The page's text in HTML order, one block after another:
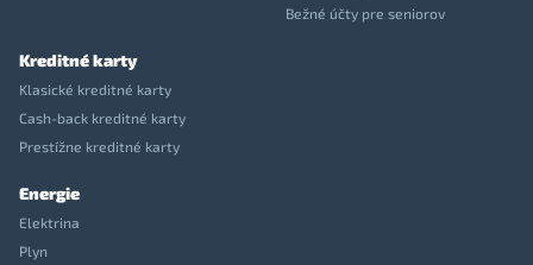
Bežné účty pre seniorov
Kreditné karty
Klasické kreditné karty
Cash-back kreditné karty
Prestížne kreditné karty
Energie
Elektrina
Plyn